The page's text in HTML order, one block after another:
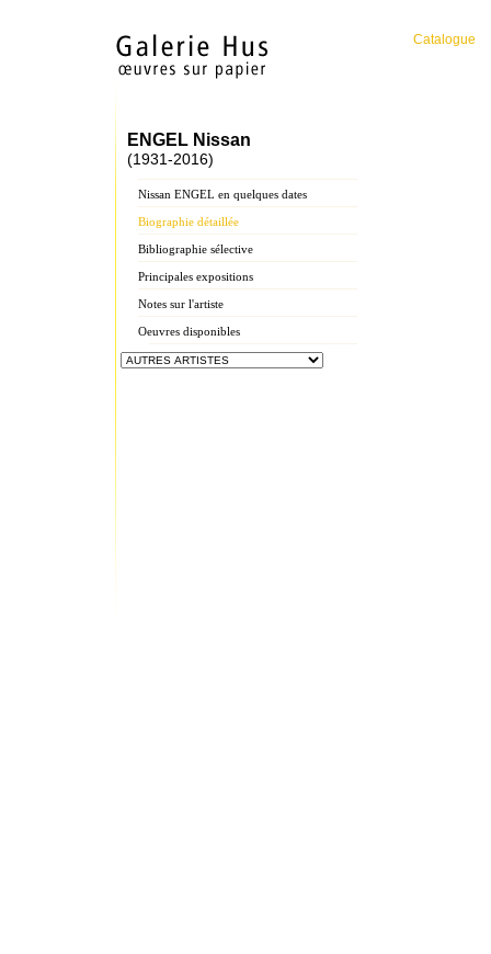
Catalogue
ENGEL Nissan
(1931-2016)
Nissan ENGEL en quelques dates
Biographie détaillée
Bibliographie sélective
Principales expositions
Notes sur l'artiste
Oeuvres disponibles